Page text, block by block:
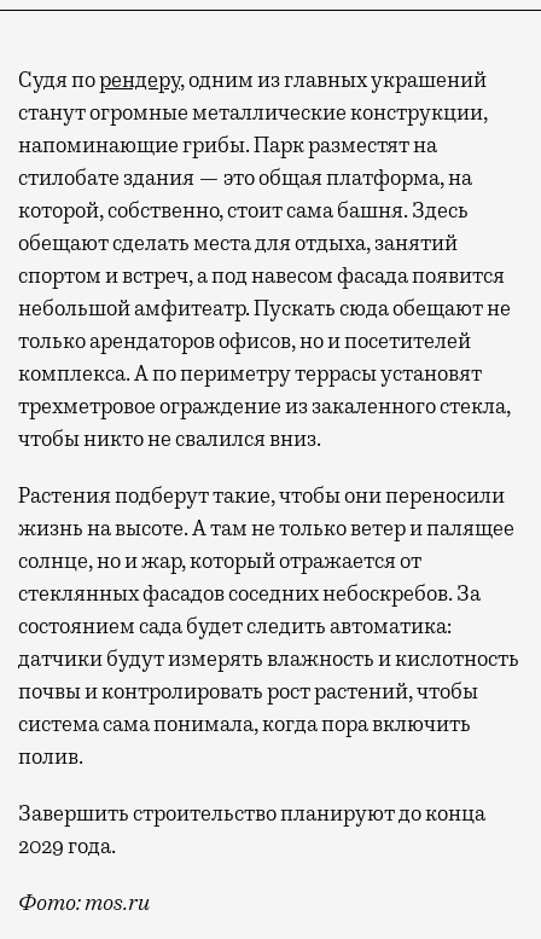
Судя порендеру, одним из главных украшений
станут огромные металлические конструкции,
напоминающие грибы. Парк разместят на
стилобате здания — это общая платформа, на
которой, собственно, стоит сама башня. Здесь
обещают сделать места для отдыха, занятий
спортом и встреч, а под навесом фасада появится
небольшой амфитеатр. Пускать сюда обещают не
только арендаторов офисов, но и посетителей
комплекса. А по периметру террасы установят
трехметровое ограждение из закаленного стекла,
чтобы никто не свалился вниз.
Растения подберут такие, чтобы они переносили
жизнь на высоте. А там не только ветер и палящее
солнце, но и жар, который отражается от
стеклянных фасадов соседних небоскребов. За
состоянием сада будет следить автоматика:
датчики будут измерять влажность и кислотность
почвы и контролировать рост растений, чтобы
система сама понимала, когда пора включить
полив.
Завершить строительство планируют до конца
2029 года.
Фото: mos.ru